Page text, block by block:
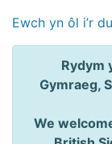
Ewch yn ôl i’r
Rydym
Gymraeg,
We